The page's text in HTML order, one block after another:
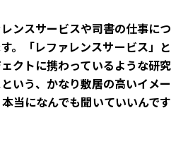
レンスサービスや司書の仕事につ
。「レファレンスサービス」と
クトに携わっているような研究
いう、かなり敷居の高いイメー
当になんでも聞いていいんです